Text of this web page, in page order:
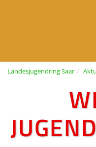
Landesjugendring Saar